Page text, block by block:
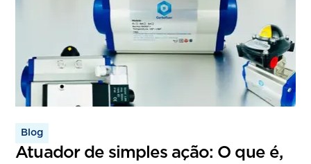
Blog
Atuador de simples ação: O que é,